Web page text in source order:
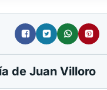
de Juan Villoro